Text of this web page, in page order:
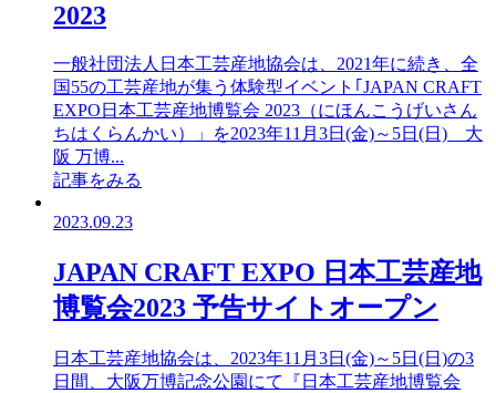
2023
⼀般社団法⼈⽇本⼯芸産地協会は、2021年に続き、全
国55の工芸産地が集う体験型イベント｢JAPAN CRAFT
EXPO日本工芸産地博覧会 2023（にほんこうげいさん
ちはくらんかい）」を2023年11月3日(金)～5日(日) 大
阪 万博...
記事をみる
2023.09.23
JAPAN CRAFT EXPO 日本工芸産地
博覧会2023 予告サイトオープン
日本工芸産地協会は、2023年11月3日(金)～5日(日)の3
日間、大阪万博記念公園にて『日本工芸産地博覧会